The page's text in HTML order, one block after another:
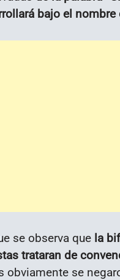
bajo el nombre
se observa que la
trataran de
obviamente se